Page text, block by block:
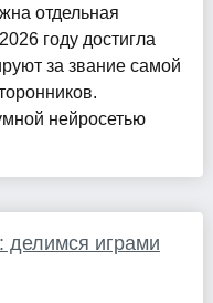
отдельная
году достигла
за звание самой
нейросетью
делимся играми